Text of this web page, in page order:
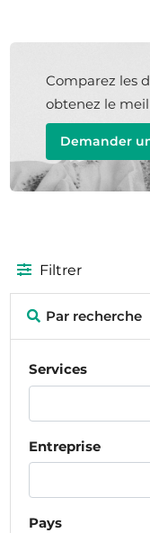
Comparez les
obtenez le
Demander
Filtrer
Par recherche
Services
Entreprise
Pays